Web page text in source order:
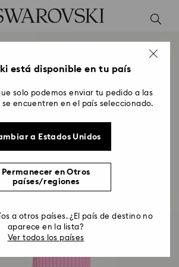
está disponible en tu país
solo podemos enviar tu pedido a las
encuentren en el país seleccionado.
a Estados Unidos
Permanecer en Otros
países/regiones
a otros países. ¿El país de destino no
aparece en la lista?
Ver todos los países